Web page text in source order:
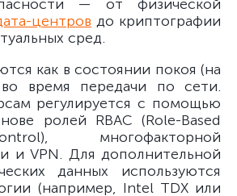
— от физической
центров до криптографии
сред.
как в состоянии покоя (на
время передачи по сети.
регулируется с помощью
ролей RBAC (Role-Based
многофакторной
и VPN. Для дополнительной
данных используются
(например, Intel TDX или